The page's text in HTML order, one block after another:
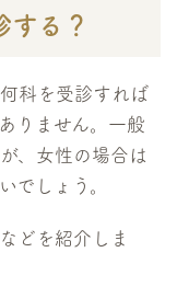
する？
科を受診すれば
りません。一般
、女性の場合は
でしょう。
どを紹介しま